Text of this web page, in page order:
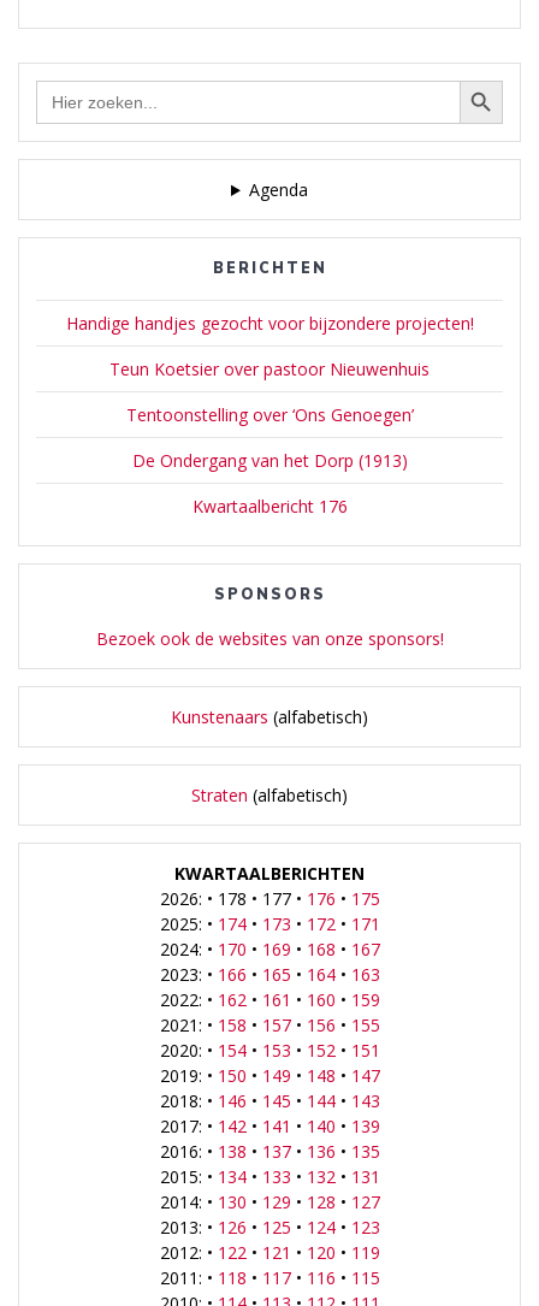
Zoek Zoekknop
Agenda
BERICHTEN
Handige handjes gezocht voor bijzondere projecten!
Teun Koetsier over pastoor Nieuwenhuis
Tentoonstelling over ‘Ons Genoegen’
De Ondergang van het Dorp (1913)
Kwartaalbericht 176
SPONSORS
Bezoek ook de websites van onze sponsors!
Kunstenaars (alfabetisch)
Straten (alfabetisch)
KWARTAALBERICHTEN
2026: • 178 • 177 • 176 • 175
2025: • 174• 173 • 172• 171
2024: • 170 • 169 • 168 • 167
2023: • 166 • 165 • 164• 163
2022: • 162• 161 • 160 • 159
2021: • 158 • 157• 156 • 155
2020: • 154• 153 • 152• 151
2019: • 150 • 149 • 148 • 147
2018: • 146 • 145 • 144• 143
2017: • 142• 141 • 140 • 139
2016: • 138 • 137• 136 • 135
2015: • 134• 133 • 132• 131
2014: • 130 • 129 • 128 • 127
2013: • 126 • 125 • 124• 123
2012: • 122• 121 • 120 • 119
2011: • 118 • 117• 116 • 115